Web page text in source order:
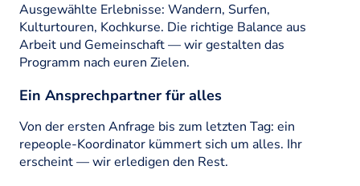
Ausgewählte Erlebnisse: Wandern, Surfen,
Kulturtouren, Kochkurse. Die richtige Balance aus
Arbeit und Gemeinschaft — wir gestalten das
Programm nach euren Zielen.
Ein Ansprechpartner für alles
Von der ersten Anfrage bis zum letzten Tag: ein
repeople-Koordinator kümmert sich um alles. Ihr
erscheint — wir erledigen den Rest.